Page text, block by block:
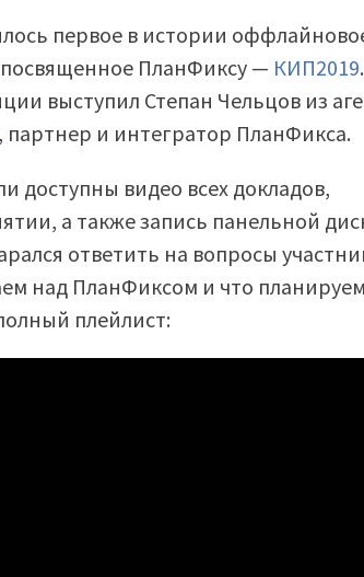
первое в истории
ПланФиксу — КИП2019.
выступил Степан Чельцов из
, партнер и интегратор ПланФикса.
доступны видео всех докладов,
а также запись панельной
ответить на вопросы
над ПланФиксом и что
плейлист: